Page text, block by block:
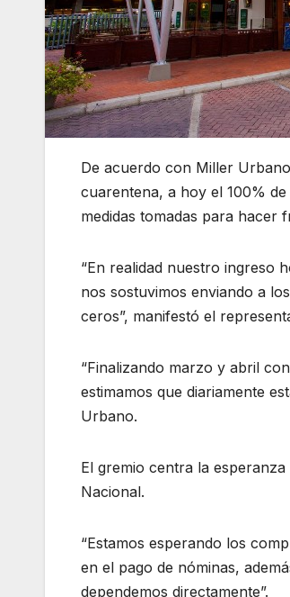
De acuerdo con Miller
cuarentena, a hoy el 100%
medidas tomadas para hacer
“En realidad nuestro ingreso
nos sostuvimos enviando a
ceros”, manifestó el
“Finalizando marzo y abril
estimamos que diariamente
Urbano.
El gremio centra la
Nacional.
“Estamos esperando los
en el pago de nóminas,
dependemos directamente”.